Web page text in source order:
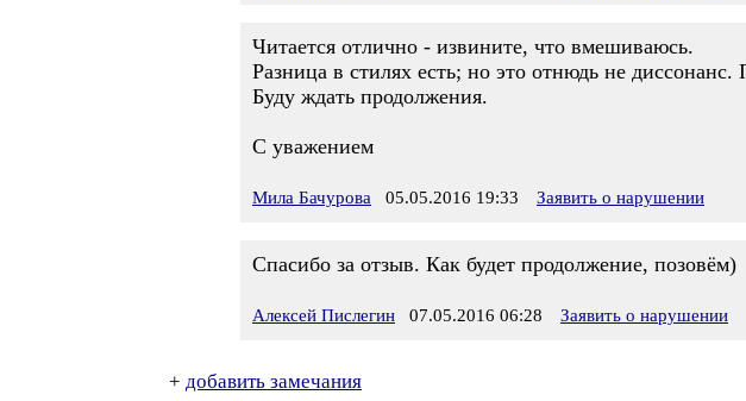
Читается отлично - извините, что вмешиваюсь.
Разница в стилях есть; но это отнюдь не
Буду ждать продолжения.
С уважением
Мила Бачурова 05.05.2016 19:33 Заявить о нарушении
Спасибо за отзыв. Как будет продолжение, позовём)
Алексей Пислегин 07.05.2016 06:28 Заявить о нарушении
+ добавить замечания